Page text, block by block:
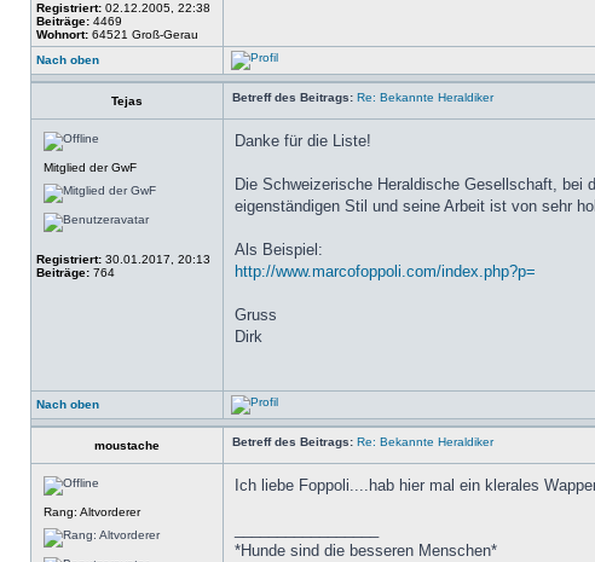
Registriert: 02.12.2005, 22:38
Beiträge: 4469
Wohnort: 64521 Groß-Gerau
Nach oben
Tejas Betreff des Beitrags: Re: Bekannte Heraldiker
Mitglied der GwF
Registriert: 30.01.2017, 20:13
Beiträge: 764
Danke für die Liste!
Die Schweizerische Heraldische Gesellschaft, bei
eigenständigen Stil und seine Arbeit ist von sehr
Als Beispiel:
http://www.marcofoppoli.com/index.php?p=
Gruss
Dirk
Nach oben
moustache Betreff des Beitrags: Re: Bekannte Heraldiker
Rang: Altvorderer
Ich liebe Foppoli....hab hier mal ein klerales
*Hunde sind die besseren Menschen*